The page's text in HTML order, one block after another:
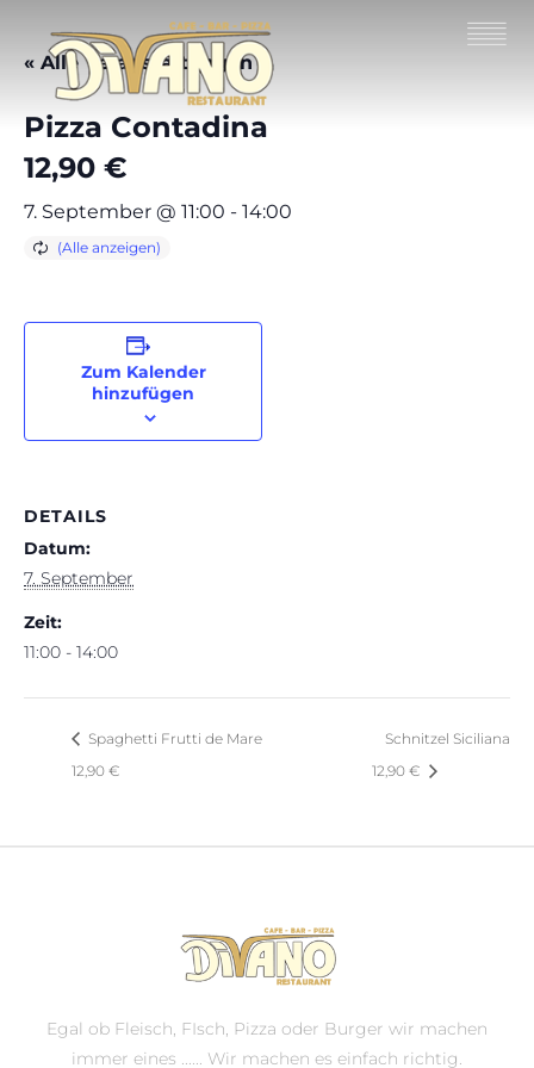
« Alle Veranstaltungen
Pizza Contadina
12,90 €
7. September @ 11:00 - 14:00
Zum Kalender
hinzufügen
DETAILS
Datum:
7. September
Zeit:
11:00 - 14:00
Spaghetti Frutti de Mare
12,90 €
Schnitzel Siciliana
12,90 €
Egal ob Fleisch, FIsch, Pizza oder Burger wir machen
immer eines ...... Wir machen es einfach richtig.